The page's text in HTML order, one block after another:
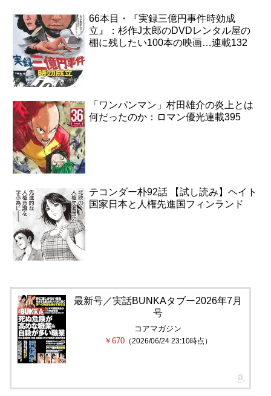
66本目・『実録三億円事件時効成
立』：杉作J太郎のDVDレンタル屋の
棚に残したい100本の映画…連載132
「ワンパンマン」村田雄介の炎上とは
何だったのか：ロマン優光連載395
テコンダー朴92話 【試し読み】ヘイト
国家日本と人権先進国フィンランド
最新号／実話BUNKAタブー2026年7月
号
コアマガジン
￥670 （2026/06/24 23:10時点）